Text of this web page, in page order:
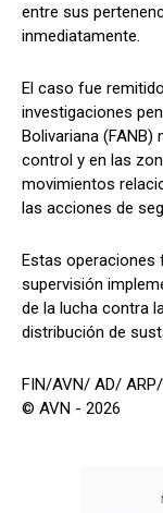
entre sus
inmediatamente.
El caso fue
investigaciones
Bolivariana
control y en las
movimientos
las acciones de
Estas operaciones
supervisión
de la lucha contra
distribución de
FIN/AVN/ AD/
© AVN - 2026